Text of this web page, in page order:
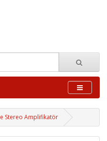
Stereo Amplifikatör